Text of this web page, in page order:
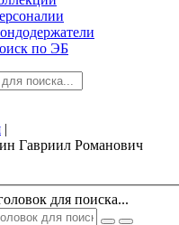
по ЭБ
|
Гавриил Романович
для поиска...